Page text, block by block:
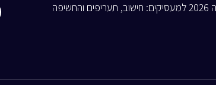
דמי הבראה 2026 למעסיקים: חישוב, תעריפים והחשיפה